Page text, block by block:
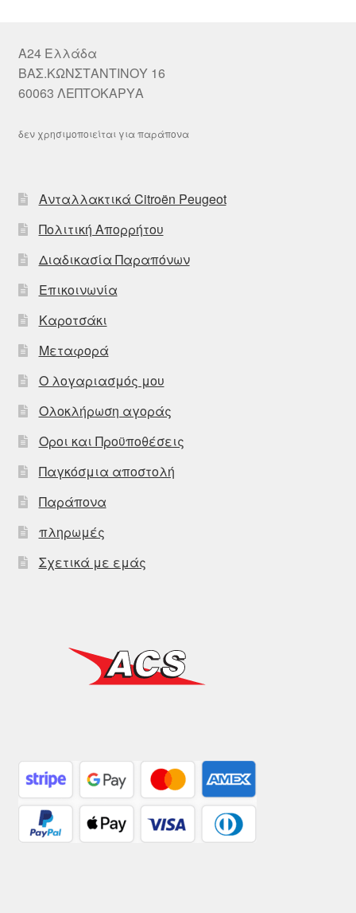
A24 Ελλάδα
ΒΑΣ.ΚΩΝΣΤΑΝΤΙΝΟΥ 16
60063 ΛΕΠΤΟΚΑΡΥΑ
δεν χρησιμοποιείται για παράπονα
Ανταλλακτικά Citroën Peugeot
Πολιτική Απορρήτου
Διαδικασία Παραπόνων
Επικοινωνία
Καροτσάκι
Μεταφορά
Ο λογαριασμός μου
Ολοκλήρωση αγοράς
Οροι και Προϋποθέσεις
Παγκόσμια αποστολή
Παράπονα
πληρωμές
Σχετικά με εμάς